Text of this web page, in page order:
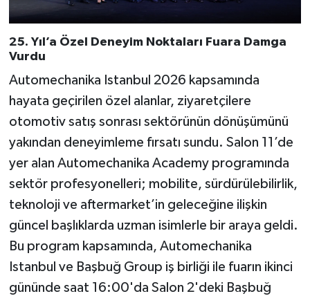
25. Yıl’a Özel Deneyim Noktaları Fuara Damga
Vurdu
Automechanika Istanbul 2026 kapsamında
hayata geçirilen özel alanlar, ziyaretçilere
otomotiv satış sonrası sektörünün dönüşümünü
yakından deneyimleme fırsatı sundu. Salon 11’de
yer alan Automechanika Academy programında
sektör profesyonelleri; mobilite, sürdürülebilirlik,
teknoloji ve aftermarket’in geleceğine ilişkin
güncel başlıklarda uzman isimlerle bir araya geldi.
Bu program kapsamında, Automechanika
Istanbul ve Başbuğ Group iş birliği ile fuarın ikinci
gününde saat 16:00'da Salon 2'deki Başbuğ